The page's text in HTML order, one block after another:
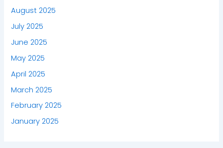
August 2025
July 2025
June 2025
May 2025
April 2025
March 2025
February 2025
January 2025